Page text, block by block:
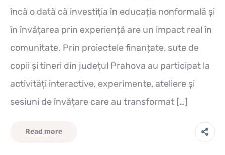
încă o dată că investiția în educația nonformală și
în învățarea prin experiență are un impact real în
comunitate. Prin proiectele finanțate, sute de
copii și tineri din județul Prahova au participat la
activități interactive, experimente, ateliere și
sesiuni de învățare care au transformat […]
Read more